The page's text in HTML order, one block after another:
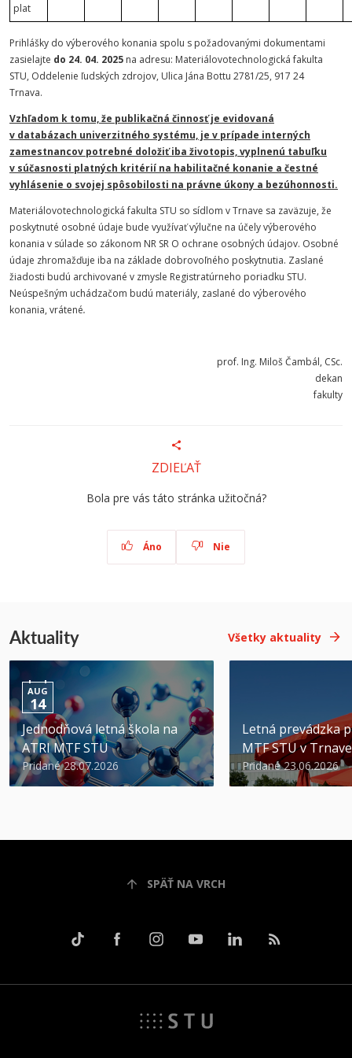
plat
Prihlášky do výberového konania spolu s požadovanými dokumentami
zasielajte do 24. 04. 2025 na adresu: Materiálovotechnologická fakulta
STU, Oddelenie ľudských zdrojov, Ulica Jána Bottu 2781/25, 917 24
Trnava.
Vzhľadom k tomu, že publikačná činnosť je evidovaná
v databázach univerzitného systému, je v prípade interných
zamestnancov potrebné doložiť iba životopis, vyplnenú tabuľku
v súčasnosti platných kritérií na habilitačné konanie a čestné
vyhlásenie o svojej spôsobilosti na právne úkony a bezúhonnosti.
Materiálovotechnologická fakulta STU so sídlom v Trnave sa zaväzuje, že
poskytnuté osobné údaje bude využívať výlučne na účely výberového
konania v súlade so zákonom NR SR O ochrane osobných údajov. Osobné
údaje zhromažďuje iba na základe dobrovoľného poskytnutia. Zaslané
žiadosti budú archivované v zmysle Registratúrneho poriadku STU.
Neúspešným uchádzačom budú materiály, zaslané do výberového
konania, vrátené.
prof. Ing. Miloš Čambál, CSc.
dekan
fakulty
ZDIEĽAŤ
Bola pre vás táto stránka užitočná?
Áno Nie
Aktuality Všetky aktuality
AUG
14
Jednodňová letná škola na
ATRI MTF STU
Pridané 28.07.2026
Letná prevádzka
MTF STU v Trnave
Pridané 23.06.2026
SPÄŤ NA VRCH